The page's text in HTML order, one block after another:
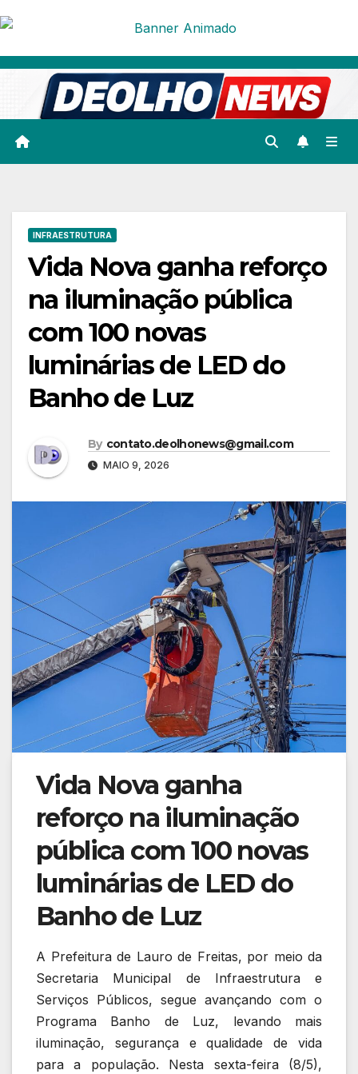
Skip
content
INFRAESTRUTURA
Vida Nova ganha reforço
na iluminação pública
com 100 novas
luminárias de LED do
Banho de Luz
By contato.deolhonews@gmail.com
MAIO 9, 2026
Vida Nova ganha
reforço na iluminação
pública com 100 novas
luminárias de LED do
Banho de Luz
A Prefeitura de Lauro de Freitas, por meio da
Secretaria Municipal de Infraestrutura e
Serviços Públicos, segue avançando com o
Programa Banho de Luz, levando mais
iluminação, segurança e qualidade de vida
para a população. Nesta sexta-feira (8/5),